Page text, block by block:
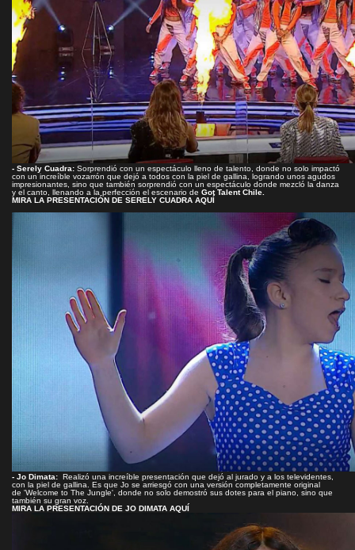
- Serely Cuadra: Sorprendió con un espectáculo lleno de talento, donde no solo impactó
con un increíble vozarrón que dejó a todos con la piel de gallina, logrando unos agudos
impresionantes, sino que también sorprendió con un espectáculo donde mezcló la danza
y el canto, llenando a la perfección el escenario de Got Talent Chile.
MIRA LA PRESENTACIÓN DE SERELY CUADRA AQUÍ
- Jo Dimata: Realizó una increíble presentación que dejó al jurado y a los televidentes,
con la piel de gallina. Es que Jo se arriesgó con una versión completamente original
de 'Welcome to The Jungle', donde no solo demostró sus dotes para el piano, sino que
también su gran voz.
MIRA LA PRESENTACIÓN DE JO DIMATA AQUÍ